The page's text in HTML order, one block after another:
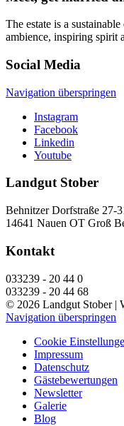
The estate is a
ambience, inspiring spirit
Social Media
Navigation überspringen
Instagram
Facebook
Linkedin
Youtube
Landgut Stober
Behnitzer Dorfstraße 27-
14641 Nauen OT Groß
Kontakt
033239 - 20 44 0
033239 - 20 44 68
© 2026 Landgut Stober |
Navigation überspringen
Cookie
Impressum
Datenschutz
Gästebewertungen
Newsletter
Galerie
Blog